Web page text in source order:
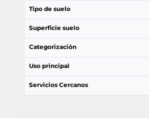
Tipo de suelo
Superficie suelo
Categorización
Uso principal
Servicios Cercanos